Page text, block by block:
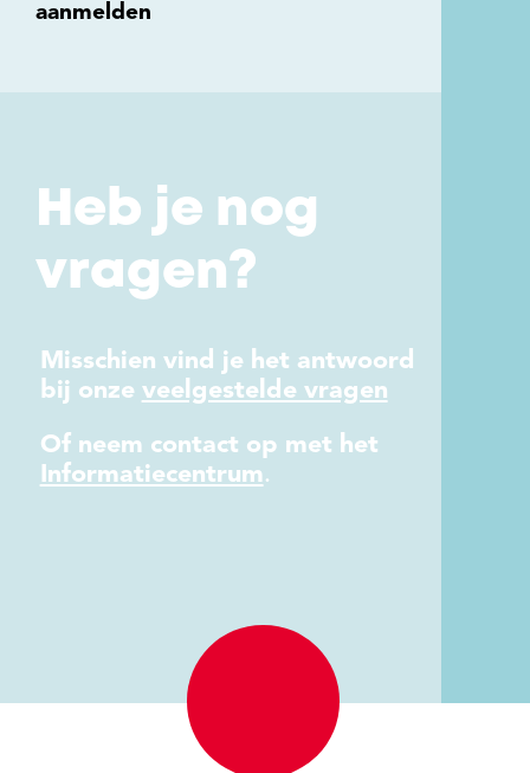
Heb je nog
vragen?
Misschien vind je het antwoord
bij onze veelgestelde vragen
Of neem contact op met het
Informatiecentrum.
aanmelden